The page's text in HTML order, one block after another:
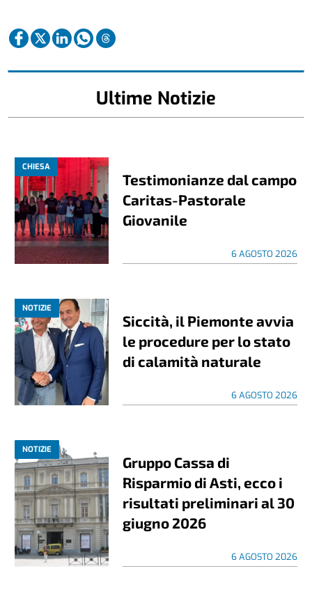
Ultime Notizie
CHIESA
Testimonianze dal campo
Caritas-Pastorale
Giovanile
6 AGOSTO 2026
NOTIZIE
Siccità, il Piemonte avvia
le procedure per lo stato
di calamità naturale
6 AGOSTO 2026
NOTIZIE
Gruppo Cassa di
Risparmio di Asti, ecco i
risultati preliminari al 30
giugno 2026
6 AGOSTO 2026